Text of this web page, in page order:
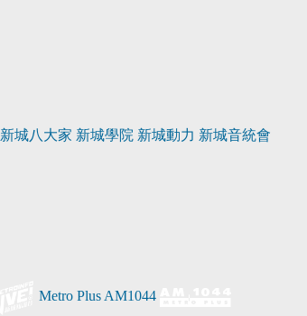
新城八大家 新城學院 新城動力 新城音統會
Metro Plus AM1044